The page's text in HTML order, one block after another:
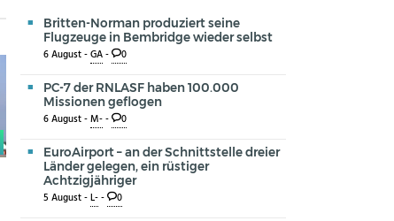
Britten-Norman produziert seine
Flugzeuge in Bembridge wieder selbst
6 August -GA- 0
PC-7 der RNLASF haben 100.000
Missionen geflogen
6 August -M-- 0
EuroAirport – an der Schnittstelle dreier
Länder gelegen, ein rüstiger
Achtzigjähriger
5 August -L-- 0